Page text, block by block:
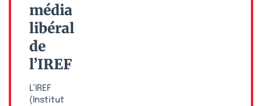
média
libéral
de
l’IREF
L’IREF
(Institut